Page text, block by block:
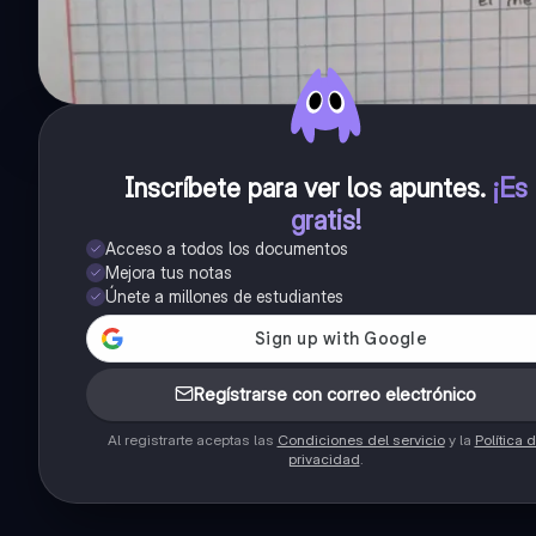
Inscríbete para ver los apuntes. ¡Es
gratis!
Acceso a todos los documentos
Mejora tus notas
Únete a millones de estudiantes
Regístrarse con correo electrónico
Al registrarte aceptas las Condiciones del servicioy la Política
privacidad.